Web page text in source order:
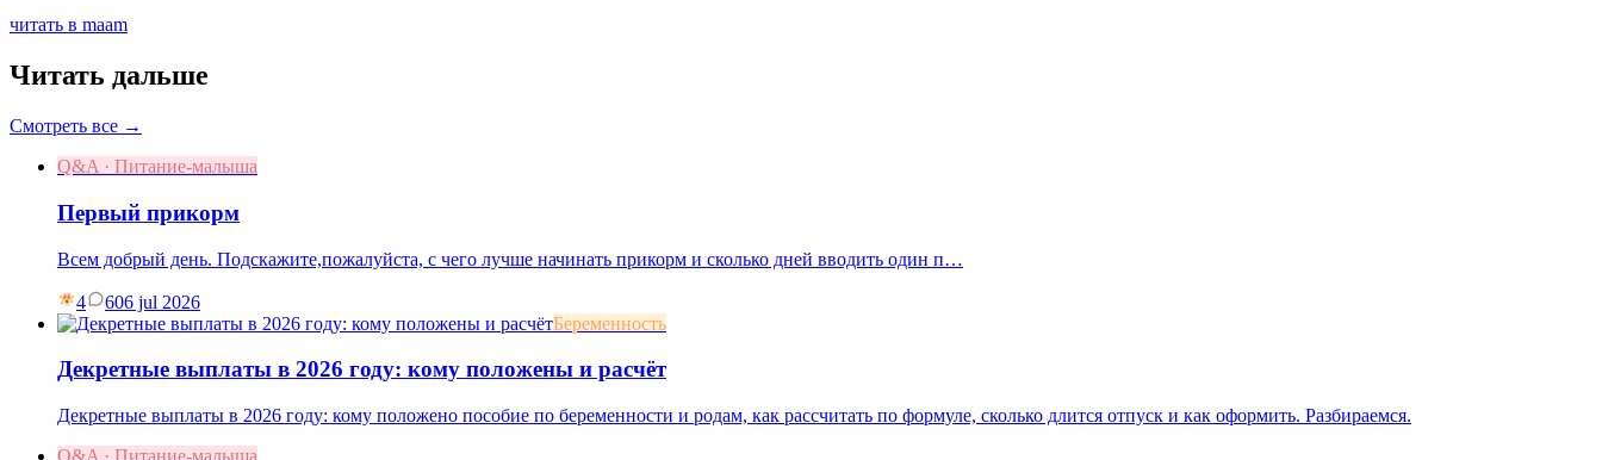
читать в maam
Читать дальше
Смотреть все →
Q&A · Питание-малыша
Первый прикорм
Всем добрый день. Подскажите,пожалуйста, с чего лучше начинать прикорм и сколько дней вводить один п…
4 606 jul 2026
Беременность
Декретные выплаты в 2026 году: кому положены и расчёт
Декретные выплаты в 2026 году: кому положено пособие по беременности и родам, как рассчитать по формуле, сколько длится отпуск и как оформить. Разбираемся.
Q&A · Питание-малыша